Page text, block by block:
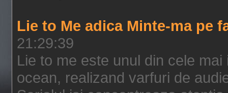
Lie to Me adica Minte-ma pe
21:29:39
Lie to me este unul din cele
ocean, realizand varfuri de